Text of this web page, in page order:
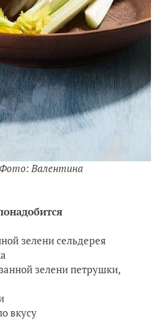
Валентина
зелени сельдерея
зелени петрушки,
вкусу